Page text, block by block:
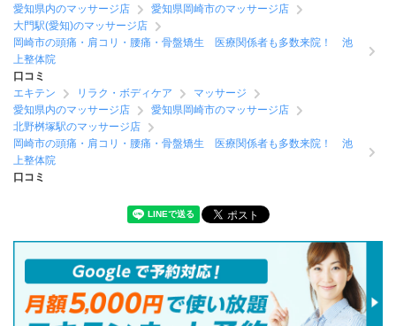
愛知県内のマッサージ店
愛知県岡崎市のマッサージ店
大門駅(愛知)のマッサージ店
岡崎市の頭痛・肩コリ・腰痛・骨盤矯生 医療関係者も多数来院！ 池
上整体院
口コミ
エキテン
リラク・ボディケア
マッサージ
愛知県内のマッサージ店
愛知県岡崎市のマッサージ店
北野桝塚駅のマッサージ店
岡崎市の頭痛・肩コリ・腰痛・骨盤矯生 医療関係者も多数来院！ 池
上整体院
口コミ